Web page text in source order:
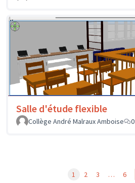
Salle d'étude flexible
Collège André Malraux Amboise
0
1 2 3 … 6